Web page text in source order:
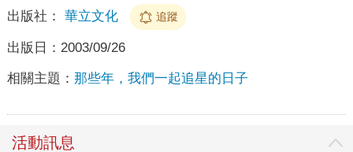
出版社： 華立文化 追蹤
出版日： 2003/09/26
相關主題： 那些年，我們一起追星的日子
活動訊息